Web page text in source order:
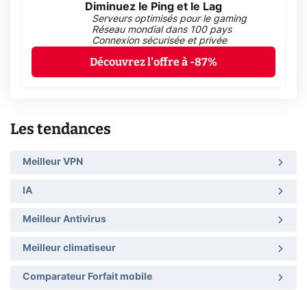
Diminuez le Ping et le Lag
Serveurs optimisés pour le gaming
Réseau mondial dans 100 pays
Connexion sécurisée et privée
Découvrez l'offre à -87%
Les tendances
Meilleur VPN
IA
Meilleur Antivirus
Meilleur climatiseur
Comparateur Forfait mobile